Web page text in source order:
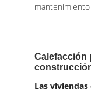
Calefacción
Las